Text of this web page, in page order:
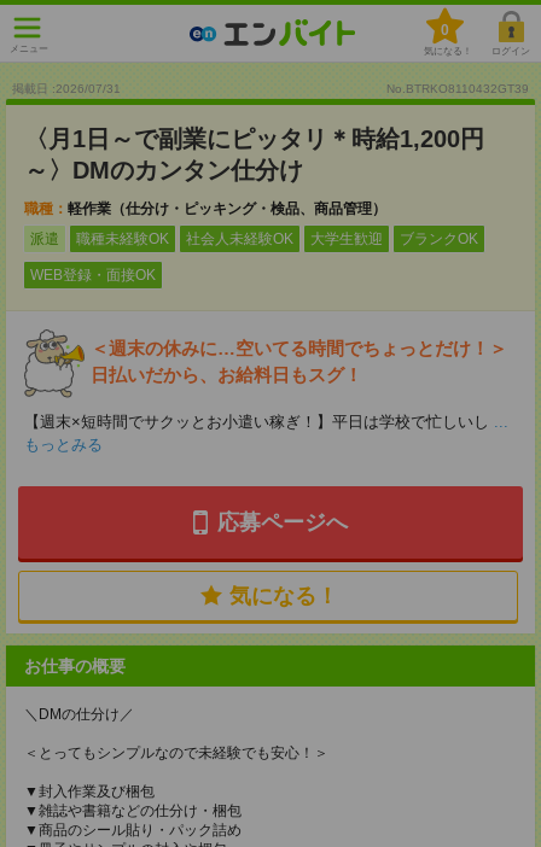
メニュー
0
気になる！ ログイン
掲載日 :2026/07/31 No.BTRKO8110432GT39
〈月1日～で副業にピッタリ＊時給1,200円
～〉DMのカンタン仕分け
職種： 軽作業（仕分け・ピッキング・検品、商品管理）
派遣
職種未経験OK 社会人未経験OK 大学生歓迎 ブランクOK
WEB登録・面接OK
＜週末の休みに…空いてる時間でちょっとだけ！＞
日払いだから、お給料日もスグ！
【週末×短時間でサクッとお小遣い稼ぎ！】平日は学校で忙しいし ...
もっとみる
応募ページへ
気になる！
お仕事の概要
＼DMの仕分け／
＜とってもシンプルなので未経験でも安心！＞
▼封入作業及び梱包
▼雑誌や書籍などの仕分け・梱包
▼商品のシール貼り・パック詰め